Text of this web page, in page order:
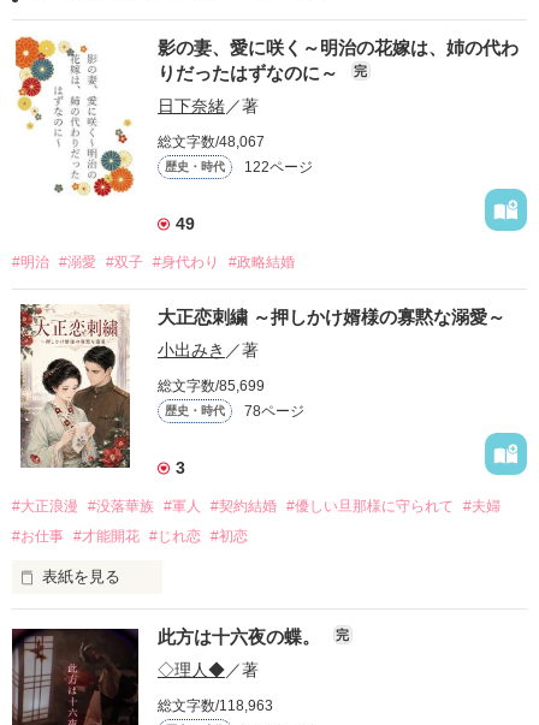
影の妻、愛に咲く～明治の花嫁は、姉の代わ
りだったはずなのに～
完
日下奈緒／著
総文字数/48,067
歴史・時代 122ページ
49
#明治 #溺愛 #双子 #身代わり #政略結婚
大正恋刺繍 ～押しかけ婿様の寡黙な溺愛～
小出みき ／著
総文字数/85,699
歴史・時代 78ページ
3
#大正浪漫 #没落華族 #軍人 #契約結婚 #優しい旦那様に守られて
#夫婦
#お仕事 #才能開花 #じれ恋 #初恋
表紙を見る
「私が一条家に婿入りしたのは、ただ単に澄乃さんと結婚した
かったからです」
借金で差し押さえ寸前の一条伯爵家。
絶望する令嬢・澄乃の前に現れたのは、有能な若き少佐・橘朔
此方は十六夜の蝶。 完
◇理人◆／著
総文字数/118,963